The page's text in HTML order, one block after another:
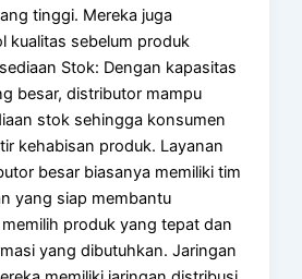
tinggi. Mereka juga
kualitas sebelum produk
Stok: Dengan kapasitas
besar, distributor mampu
stok sehingga konsumen
kehabisan produk. Layanan
besar biasanya memiliki tim
yang siap membantu
produk yang tepat dan
yang dibutuhkan. Jaringan